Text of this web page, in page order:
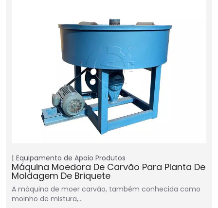
Equipamento de Apoio Produtos
Máquina Moedora De Carvão Para Planta De
Moldagem De Briquete
A máquina de moer carvão, também conhecida como
moinho de mistura,…